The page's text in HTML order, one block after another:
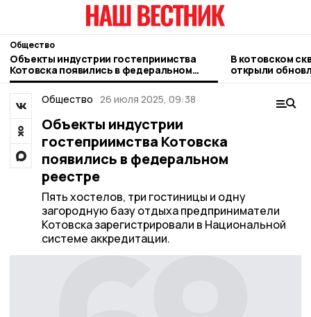
Общество
Объекты индустрии гостеприимства
Котовска появились в федеральном
реестре
В котовском
открыли
Марксу
Общество 26 июля 2025, 09:38
Объекты индустрии
гостеприимства Котовска
появились в федеральном
реестре
Пять хостелов, три гостиницы и одну
загородную базу отдыха предприниматели
Котовска зарегистрировали в Национальной
системе аккредитации.